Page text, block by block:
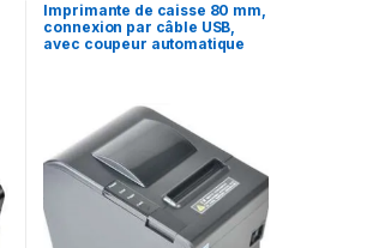
Imprimante de caisse 80 mm,
connexion par câble USB,
avec coupeur automatique